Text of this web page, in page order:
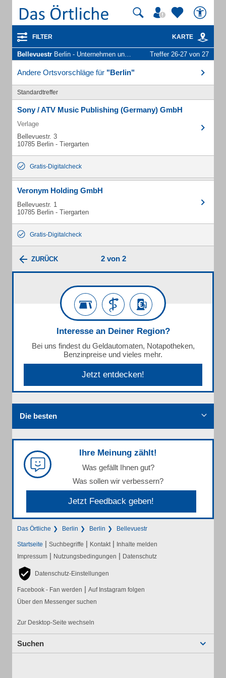
FILTER KARTE
Bellevuestr Berlin - Unternehmen und Personen Treffer 26-27 von 27
Andere Ortsvorschläge für "Berlin"
Standardtreffer
Sony / ATV Music Publishing (Germany) GmbH
Verlage
Bellevuestr. 3
10785 Berlin - Tiergarten
Gratis-Digitalcheck
Veronym Holding GmbH
Bellevuestr. 1
10785 Berlin - Tiergarten
Gratis-Digitalcheck
ZURÜCK 2 von 2
Interesse an Deiner Region?
Bei uns findest du Geldautomaten, Notapotheken,
Benzinpreise und vieles mehr.
Jetzt entdecken!
Die besten
Ihre Meinung zählt!
Was gefällt Ihnen gut?
Was sollen wir verbessern?
Jetzt Feedback geben!
Das Örtliche Berlin Berlin Bellevuestr
Startseite | Suchbegriffe | Kontakt | Inhalte melden
Impressum | Nutzungsbedingungen | Datenschutz
Datenschutz-Einstellungen
Facebook - Fan werden | Auf Instagram folgen
Über den Messenger suchen
Zur Desktop-Seite wechseln
Suchen